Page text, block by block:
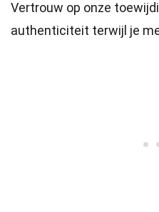
Vertrouw op onze
authenticiteit terwijl je